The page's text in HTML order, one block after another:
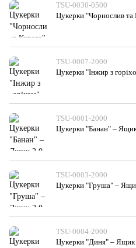
TSU-0030-0500
Цукерки "Чорнослив
TSU-0007-2000
Цукерки "Інжир з
TSU-0001-2000
Цукерки "Банан" –
TSU-0003-2000
Цукерки "Груша" –
TSU-0004-2000
Цукерки "Диня" – Ящик